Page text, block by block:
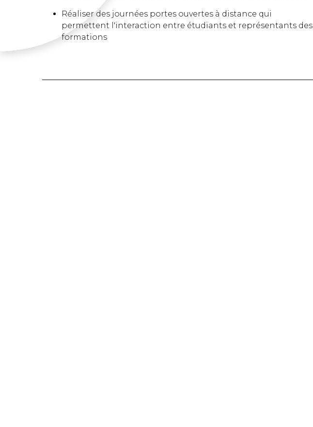
Réaliser des journées portes ouvertes à distance qui
permettent l'interaction entre étudiants et représentants des
formations